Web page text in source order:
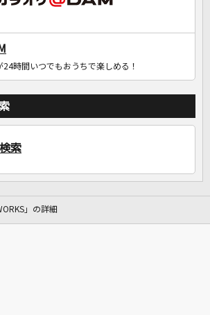
24時間いつでもおうちで楽しめる！
索
」の詳細